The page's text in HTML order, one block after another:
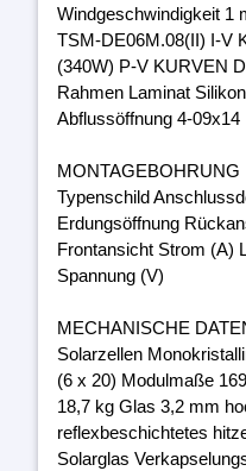
Windgeschwindigkeit 1
TSM-DE06M.08(II) I-V
(340W) P-V KURVEN
Rahmen Laminat
Abflussöffnung 4-09x14
MONTAGEBOHRUNG
Typenschild
Erdungsöffnung
Frontansicht Strom (A)
Spannung (V)
MECHANISCHE
Solarzellen
(6 x 20) Modulmaße
18,7 kg Glas 3,2 mm
reflexbeschichtetes
Solarglas